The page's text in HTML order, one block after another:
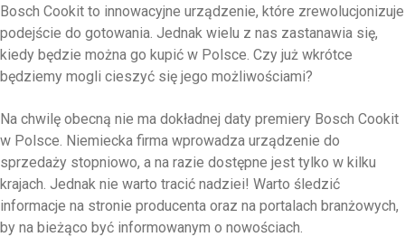
Bosch Cookit to innowacyjne urządzenie, które zrewolucjonizuje
podejście do gotowania. Jednak wielu z nas zastanawia się,
kiedy będzie można go kupić w Polsce. Czy już wkrótce
będziemy mogli cieszyć się jego możliwościami?
Na chwilę obecną nie ma dokładnej daty premiery Bosch Cookit
w Polsce. Niemiecka firma wprowadza urządzenie do
sprzedaży stopniowo, a na razie dostępne jest tylko w kilku
krajach. Jednak nie warto tracić nadziei! Warto śledzić
informacje na stronie producenta oraz na portalach branżowych,
by na bieżąco być informowanym o nowościach.